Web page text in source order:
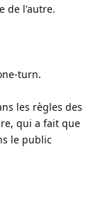
de l'autre.
turn.
les règles des
qui a fait que
le public